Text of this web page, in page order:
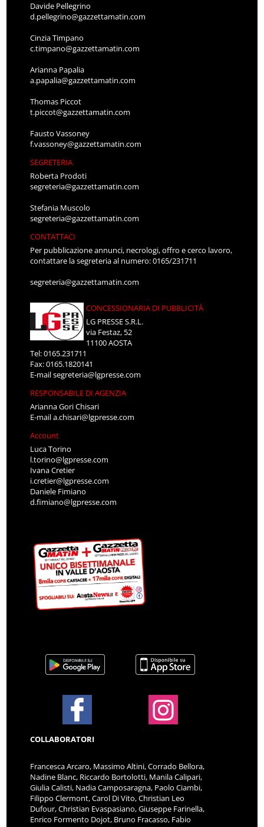
Davide Pellegrino
d.pellegrino@gazzettamatin.com
Cinzia Timpano
c.timpano@gazzettamatin.com
Arianna Papalia
a.papalia@gazzettamatin.com
Thomas Piccot
t.piccot@gazzettamatin.com
Fausto Vassoney
f.vassoney@gazzettamatin.com
SEGRETERIA
Roberta Prodoti
segreteria@gazzettamatin.com
Stefania Muscolo
segreteria@gazzettamatin.com
CONTATTACI
Per pubblicazione annunci, necrologi, offro e cerco lavoro,
contattare la segreteria al numero: 0165/231711
segreteria@gazzettamatin.com
CONCESSIONARIA DI PUBBLICITÀ
LG PRESSE S.R.L.
via Festaz, 52
11100 AOSTA
Tel: 0165.231711
Fax: 0165.1820141
E-mailsegreteria@lgpresse.com
RESPONSABILE DI AGENZIA
Arianna Gori Chisari
E-maila.chisari@lgpresse.com
Account
Luca Torino
l.torino@lgpresse.com
Ivana Cretier
i.cretier@lgpresse.com
Daniele Fimiano
d.fimiano@lgpresse.com
COLLABORATORI
Francesca Arcaro, Massimo Altini, Corrado Bellora,
Nadine Blanc, Riccardo Bortolotti, Manila Calipari,
Giulia Calisti, Nadia Camposaragna, Paolo Ciambi,
Filippo Clermont, Carol Di Vito, Christian Leo
Dufour, Christian Evaspasiano, Giuseppe Farinella,
Enrico Formento Dojot, Bruno Fracasso, Fabio